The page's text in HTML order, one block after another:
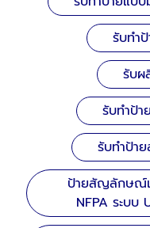
รับทำ
รับผ
รับทำป้
รับทำป้า
ป้ายสัญลักษณ์แ
NFPA ระบบ